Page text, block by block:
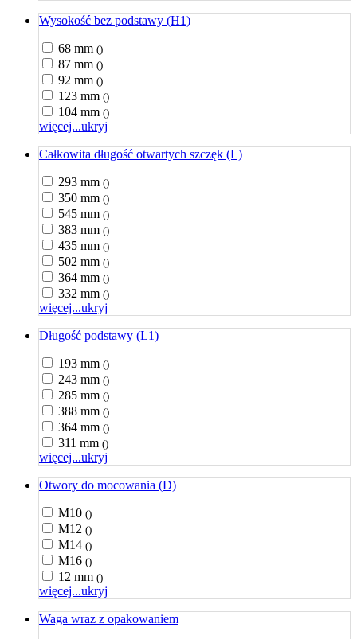
Wysokość bez podstawy (H1)
68 mm ()
87 mm ()
92 mm ()
123 mm ()
104 mm ()
więcej...ukryj
Całkowita długość otwartych szczęk (L)
293 mm ()
350 mm ()
545 mm ()
383 mm ()
435 mm ()
502 mm ()
364 mm ()
332 mm ()
więcej...ukryj
Długość podstawy (L1)
193 mm ()
243 mm ()
285 mm ()
388 mm ()
364 mm ()
311 mm ()
więcej...ukryj
Otwory do mocowania (D)
M10 ()
M12 ()
M14 ()
M16 ()
12 mm ()
więcej...ukryj
Waga wraz z opakowaniem